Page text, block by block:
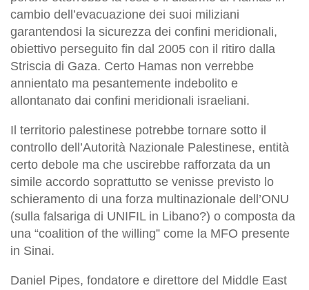
cambio dell’evacuazione dei suoi miliziani
garantendosi la sicurezza dei confini meridionali,
obiettivo perseguito fin dal 2005 con il ritiro dalla
Striscia di Gaza. Certo Hamas non verrebbe
annientato ma pesantemente indebolito e
allontanato dai confini meridionali israeliani.
Il territorio palestinese potrebbe tornare sotto il
controllo dell’Autorità Nazionale Palestinese, entità
certo debole ma che uscirebbe rafforzata da un
simile accordo soprattutto se venisse previsto lo
schieramento di una forza multinazionale dell’ONU
(sulla falsariga di UNIFIL in Libano?) o composta da
una “coalition of the willing” come la MFO presente
in Sinai.
Daniel Pipes, fondatore e direttore del Middle East